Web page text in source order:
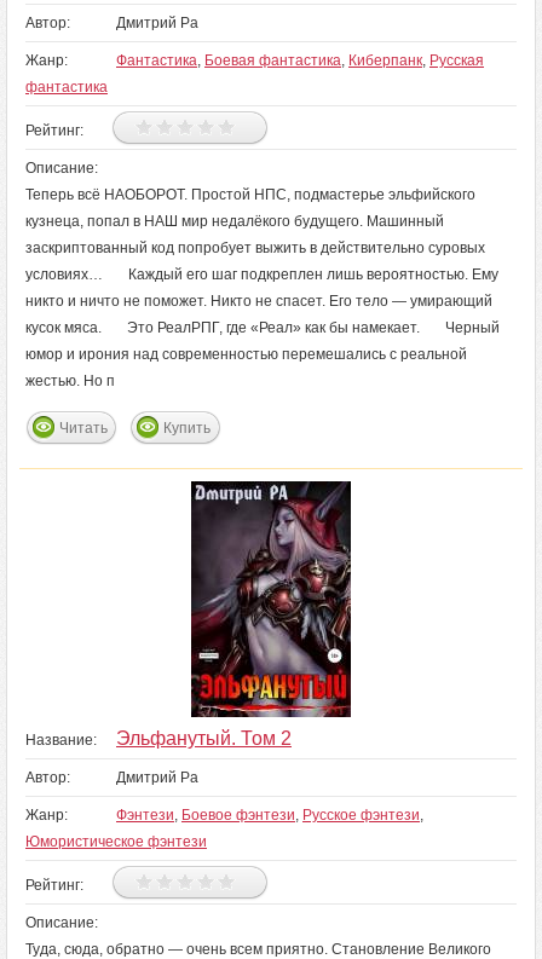
Автор: Дмитрий Ра
Жанр: Фантастика, Боевая фантастика, Киберпанк, Русская
фантастика
Рейтинг:
Описание:
Теперь всё НАОБОРОТ. Простой НПС, подмастерье эльфийского
кузнеца, попал в НАШ мир недалёкого будущего. Машинный
заскриптованный код попробует выжить в действительно суровых
условиях… Каждый его шаг подкреплен лишь вероятностью. Ему
никто и ничто не поможет. Никто не спасет. Его тело — умирающий
кусок мяса. Это РеалРПГ, где «Реал» как бы намекает. Черный
юмор и ирония над современностью перемешались с реальной
жестью. Но п
Читать Купить
Название: Эльфанутый. Том 2
Автор: Дмитрий Ра
Жанр: Фэнтези, Боевое фэнтези, Русское фэнтези,
Юмористическое фэнтези
Рейтинг:
Описание:
Туда, сюда, обратно — очень всем приятно. Становление Великого